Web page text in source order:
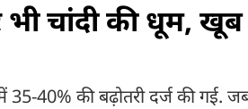
चांदी की धूम,
40% की बढ़ोतरी दर्ज की गई.